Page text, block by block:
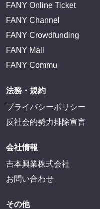
FANY Online Ticket
FANY Channel
FANY Crowdfunding
FANY Mall
FANY Commu
法務・規約
プライバシーポリシー
反社会的勢力排除宣言
会社情報
吉本興業株式会社
お問い合わせ
その他